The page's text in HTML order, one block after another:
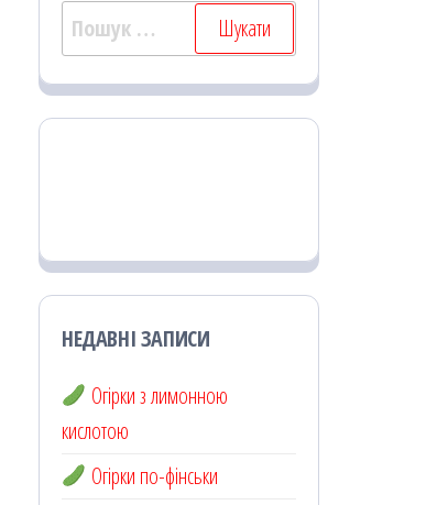
Пошук:
НЕДАВНІ ЗАПИСИ
Огірки з лимонною
кислотою
Огірки по-фінськи